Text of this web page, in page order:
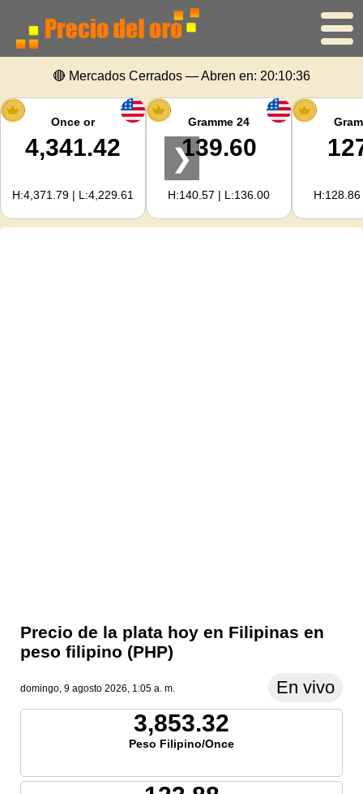
Inicio
Precio del oro
Precio de la plata
Calculadora de oro
🔴 Mercados Cerrados — Abren en: 20:10:36
Once or
4,341.42
H:4,371.79 | L:4,229.61
Gramme 24
139.60
H:140.57 | L:136.00
❯
Precio de la plata hoy en Filipinas en
peso filipino (PHP)
domingo, 9 agosto 2026, 1:05 a. m. En vivo
3,853.32
Peso Filipino/Once